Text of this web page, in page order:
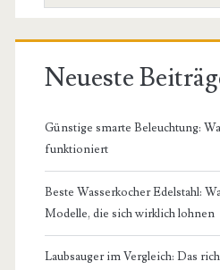
Neueste
Günstige smarte Beleuchtung:
funktioniert
Beste Wasserkocher Edelstahl:
Modelle, die sich wirklich lohnen
Laubsauger im Vergleich: Das